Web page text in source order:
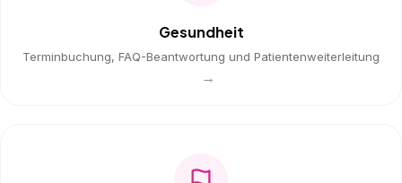
Gesundheit
Terminbuchung, FAQ-Beantwortung und Patientenweiterleitung
→